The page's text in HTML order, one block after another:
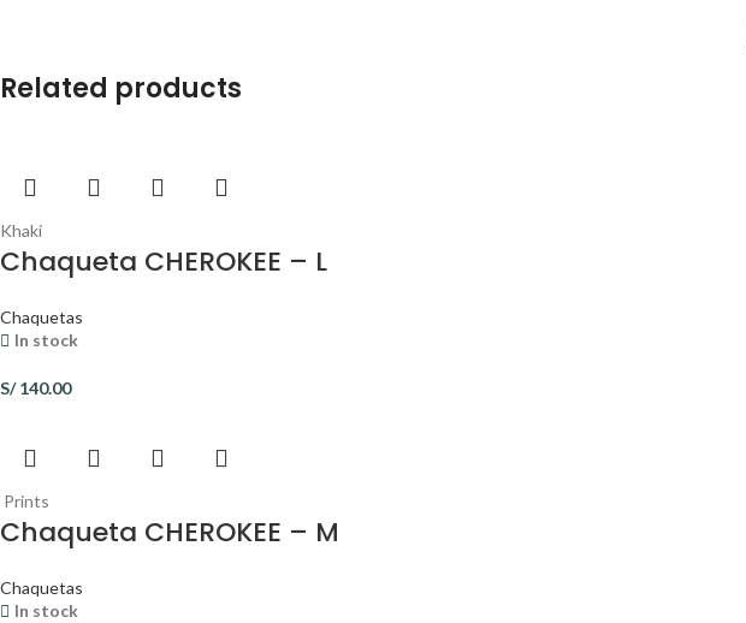
Related products
Khaki
Chaqueta CHEROKEE – L
Chaquetas
In stock
S/140.00
Prints
Chaqueta CHEROKEE – M
Chaquetas
In stock